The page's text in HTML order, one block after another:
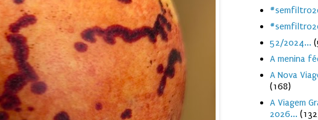
52/2024...
A menina
A Nova
(168)
A Viagem
2026...